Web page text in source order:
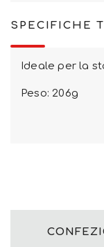
SPECIFICHE
Ideale per la
Peso: 206g